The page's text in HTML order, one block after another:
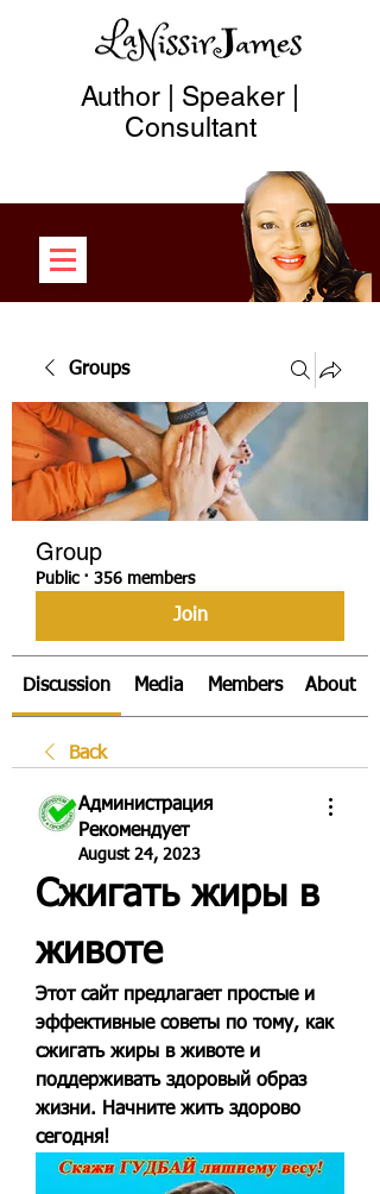
Author | Speaker |
Consultant
Groups
Group
Public · 356 members
Join
Discussion Media Members About
Back
Администрация
Рекомендует
August 24, 2023
Сжигать жиры в
животе
Этот сайт предлагает простые и
эффективные советы по тому, как
сжигать жиры в животе и
поддерживать здоровый образ
жизни. Начните жить здорово
сегодня!